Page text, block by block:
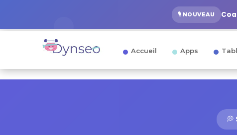
🎙️ NOUVEAU
Accueil Apps
💭